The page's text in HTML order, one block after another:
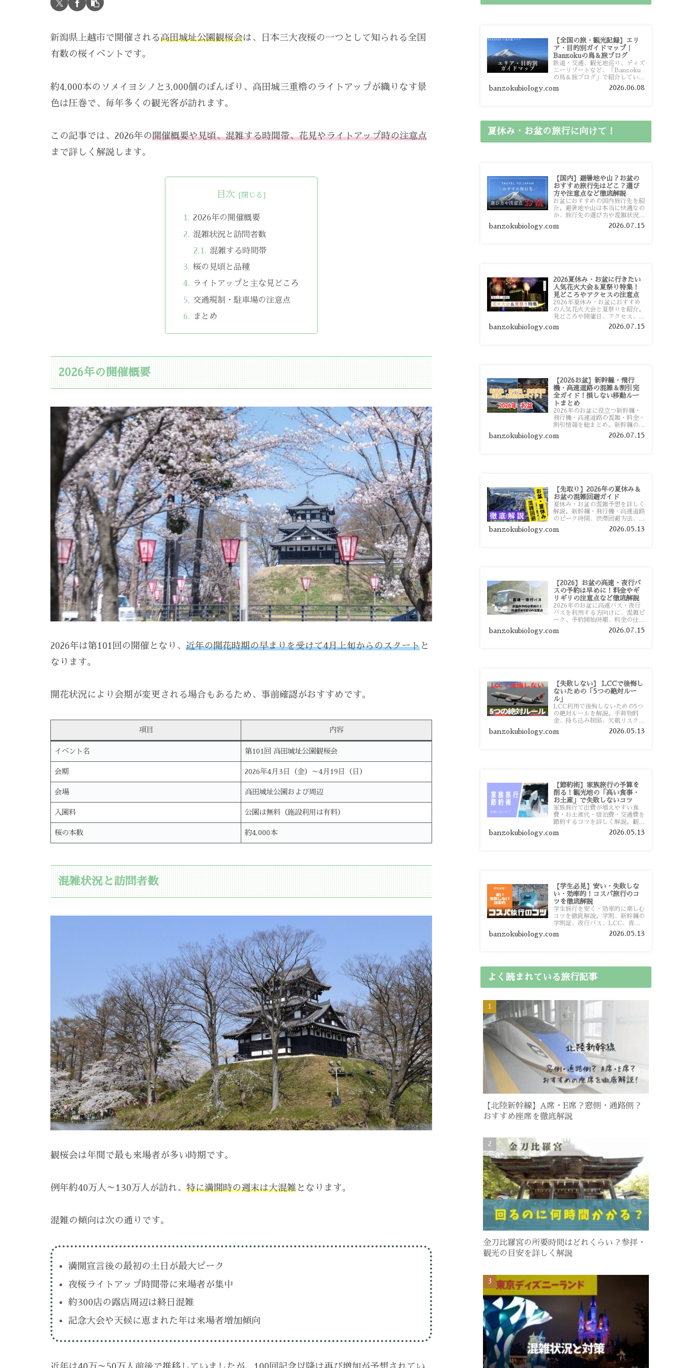
新潟県上越市で開催される高田城址公園観桜会は、日本三大夜桜の一つとして知られる全国
有数の桜イベントです。
約4,000本のソメイヨシノと3,000個のぼんぼり、高田城三重櫓のライトアップが織りなす景
色は圧巻で、毎年多くの観光客が訪れます。
この記事では、2026年の開催概要や見頃、混雑する時間帯、花見やライトアップ時の注意点
まで詳しく解説します。
目次
2026年の開催概要
混雑状況と訪問者数
混雑する時間帯
桜の見頃と品種
ライトアップと主な見どころ
交通規制・駐車場の注意点
まとめ
2026年の開催概要
2026年は第101回の開催となり、 近年の開花時期の早まりを受けて4月上旬からのスタート と
なります。
開花状況により会期が変更される場合もあるため、事前確認がおすすめです。
項目 内容
イベント名 第101回 高田城址公園観桜会
会期 2026年4月3日（金）～4月19日（日）
会場 高田城址公園および周辺
入園料 公園は無料（施設利用は有料）
桜の本数 約4,000本
混雑状況と訪問者数
観桜会は年間で最も来場者が多い時期です。
例年約40万人～130万人が訪れ、 特に満開時の週末は大混雑 となります。
混雑の傾向は次の通りです。
満開宣言後の最初の土日が最大ピーク
夜桜ライトアップ時間帯に来場者が集中
約300店の露店周辺は終日混雑
記念大会や天候に恵まれた年は来場者増加傾向
【全国の旅・観光記録】エリ
ア・目的別ガイドマップ｜
Banzokuの鳥＆旅ブログ
鉄道・交通、観光地巡り、ディズ
ニーリゾートなど、「Banzoku
の鳥＆旅ブログ」で紹介している
全国の旅行・観光記録をエリアや
目的別に整理しました。あなたが
banzokubiology.com 2026.06.08
夏休み・お盆の旅行に向けて！
【国内】避暑地や山？お盆の
おすすめ旅行先はどこ？選び
方や注意点など徹底解説
お盆におすすめの国内旅行先を紹
介。避暑地や山は本当に快適なの
か、旅行先の選び方や混雑状況、
注意点、比較的混雑を避けやすい
おすすめスポットまで旅行前に役
banzokubiology.com 2026.07.15
2026夏休み・お盆に行きたい
人気花火大会＆夏祭り特集！
見どころやアクセスの注意点
2026年夏休み・お盆におすすめ
の人気花火大会と夏祭りを紹介。
見どころや開催日、アクセス、混
雑対策、旅行前に知っておきたい
注意点をわかりやすく解説しま
banzokubiology.com 2026.07.15
【2026お盆】新幹線・飛行
機・高速道路の混雑＆割引完
全ガイド！損しない移動ルー
トまとめ
2026年のお盆に役立つ新幹線・
飛行機・高速道路の混雑・料金・
割引情報を総まとめ。新幹線の予
約や最繁忙期料金、飛行機を安く
予約するコツ、高速道路の休日割
banzokubiology.com 2026.07.15
【先取り】2026年の夏休み＆
お盆の混雑回避ガイド
夏休み・お盆の混雑予想を詳しく
解説。新幹線・飛行機・高速道路
のピーク時間、渋滞回避方法、混
雑しやすい観光地、交通手段別の
特徴まで旅行者向けに分かりやす
banzokubiology.com 2026.05.13
【2026】お盆の高速・夜行バ
スの予約は早めに！料金やギ
リギリの注意点など徹底解説
2026年のお盆に高速バス・夜行
バスを利用する方向けに、混雑ピ
ーク、予約開始時期、料金の仕組
み、キャンセル待ちのコツ、直前
予約の注意点まで詳しく解説しま
banzokubiology.com 2026.07.15
【失敗しない】 LCCで後悔し
ないための「5つの絶対ルー
ル」
LCC利用で後悔しないための5つ
の絶対ルールを解説。手荷物料
金、持ち込み制限、欠航リスク、
時間厳守など、格安航空会社を利
用する前に知っておきたい注意点
banzokubiology.com 2026.05.13
【節約術】家族旅行の予算を
削る！観光地の「高い食事・
お土産」で失敗しないコツ
家族旅行で出費が増えやすい食
費・お土産代・宿泊費・交通費を
節約するコツを詳しく解説。観光
地価格を避ける方法や、早割・ス
ーパー活用術、予算管理のポイン
banzokubiology.com 2026.05.13
【学生必見】安い・失敗しな
い・効率的！コスパ旅行のコ
ツを徹底解説
学生旅行を安く・効率的に楽しむ
コツを徹底解説。学割、新幹線の
学割証、夜行バス、LCC、青春
18きっぷ、レンタカー割り勘な
ど、学生向けの節約旅行術を詳し
banzokubiology.com 2026.05.13
よく読まれている旅行記事
【北陸新幹線】A席・E席？窓側・通路側？
おすすめ座席を徹底解説
金刀比羅宮の所要時間はどれくらい？参拝・
観光の目安を詳しく解説